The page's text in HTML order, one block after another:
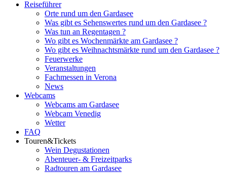
Reiseführer
Orte rund um den Gardasee
Was gibt es Sehenswertes rund um den Gardasee ?
Was tun an Regentagen ?
Wo gibt es Wochenmärkte am Gardasee ?
Wo gibt es Weihnachtsmärkte rund um den Gardasee ?
Feuerwerke
Veranstaltungen
Fachmessen in Verona
News
Webcams
Webcams am Gardasee
Webcam Venedig
Wetter
FAQ
Touren&Tickets
Wein Degustationen
Abenteuer- & Freizeitparks
Radtouren am Gardasee